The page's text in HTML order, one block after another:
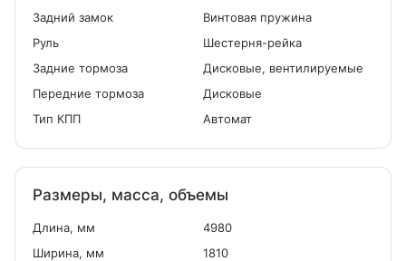
Задний замок
Винтовая пружина
Руль
Шестерня-рейка
Задние тормоза
Дисковые, вентилируемые
Передние тормоза
Дисковые
Тип КПП
Автомат
Размеры, масса, объемы
Длина, мм
4980
Ширина, мм
1810